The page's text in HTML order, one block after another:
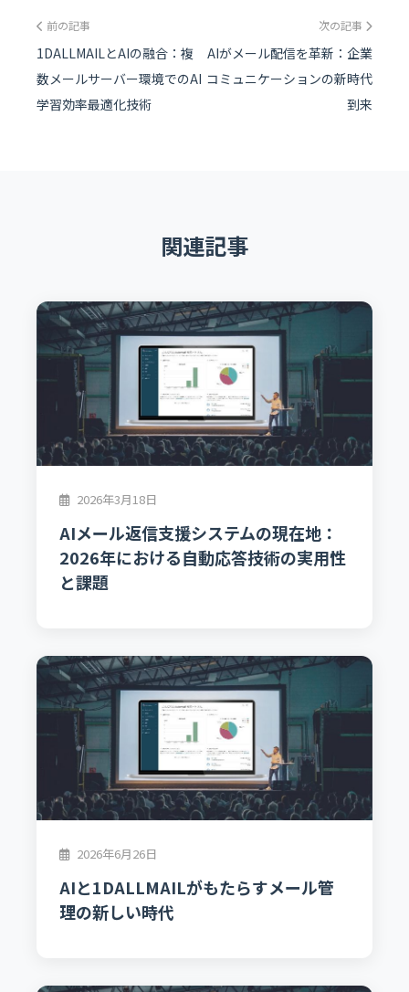
前の記事
1DALLMAILとAIの融合：複
数メールサーバー環境でのAI
学習効率最適化技術
次の記事
AIがメール配信を革新：企業
コミュニケーションの新時代
到来
関連記事
2026年3月18日
AIメール返信支援システムの現在地：
2026年における自動応答技術の実用性
と課題
2026年6月26日
AIと1DALLMAILがもたらすメール管
理の新しい時代